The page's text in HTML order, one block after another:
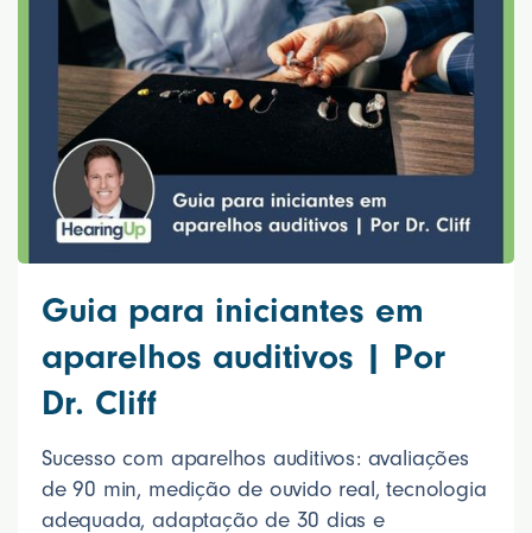
Guia para iniciantes em
aparelhos auditivos | Por
Dr. Cliff
Sucesso com aparelhos auditivos: avaliações
de 90 min, medição de ouvido real, tecnologia
adequada, adaptação de 30 dias e